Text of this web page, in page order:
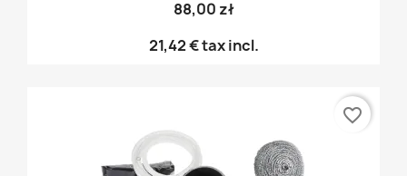
88,00 zł
21,42 €tax incl.
favorite_border